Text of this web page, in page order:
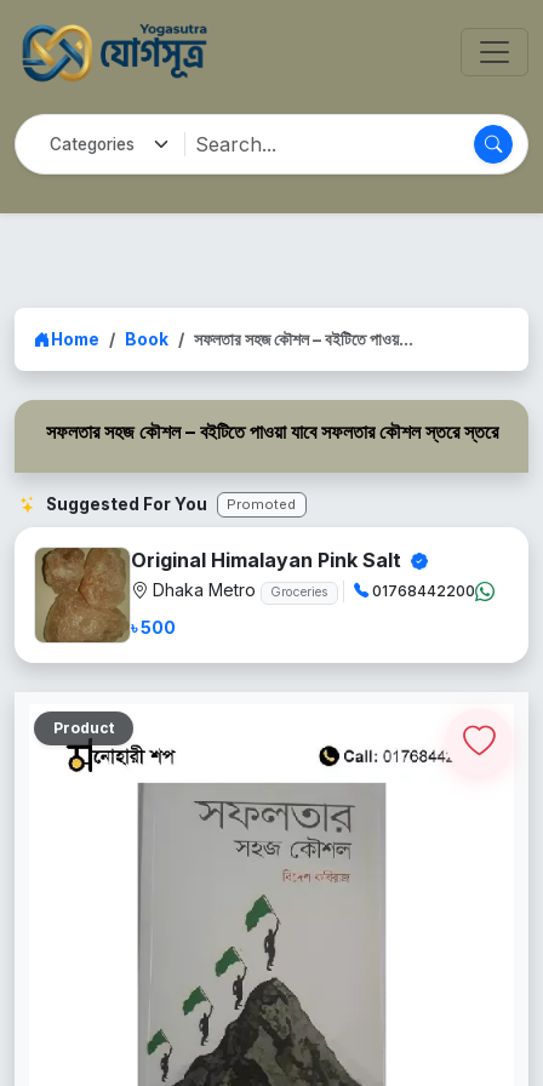
Home Book সফলতার সহজ কৌশল – বইটিতে পাওয়...
সফলতার সহজ কৌশল – বইটিতে পাওয়া যাবে সফলতার কৌশল স্তরে স্তরে
Suggested For You Promoted
Original Himalayan Pink Salt
Dhaka Metro Groceries 01768442200
৳ 500
Product